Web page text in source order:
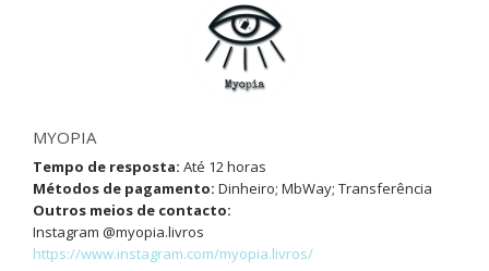
MYOPIA
Tempo de resposta: Até 12 horas
Métodos de pagamento: Dinheiro; MbWay; Transferência
Outros meios de contacto:
Instagram @myopia.livros
https://www.instagram.com/myopia.livros/